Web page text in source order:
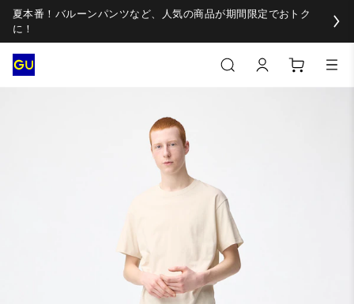
夏本番！バルーンパンツなど、人気の商品が期間限定でおトク
に！